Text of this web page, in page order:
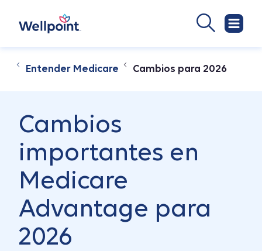
Entender Medicare Cambios para 2026
Cambios
importantes en
Medicare
Advantage para
2026